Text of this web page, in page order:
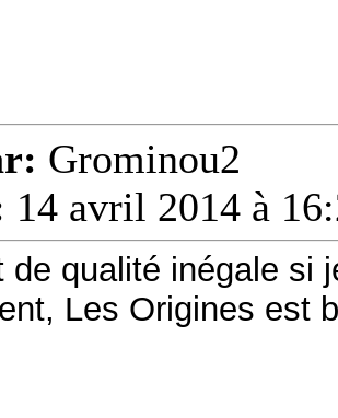
Grominou2
14 avril 2014 à
de qualité inégale si
Les Origines est